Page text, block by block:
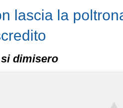
lascia la
dimisero